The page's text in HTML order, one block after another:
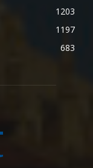
1203
1197
683